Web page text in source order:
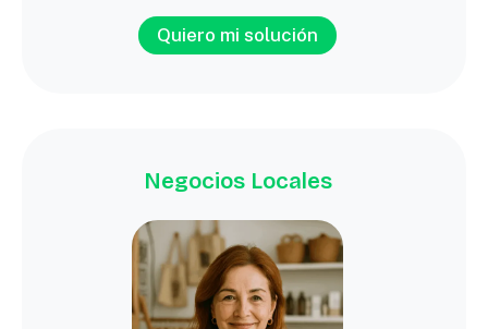
Quiero mi solución
Negocios Locales